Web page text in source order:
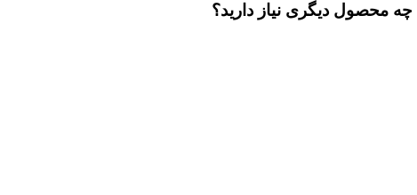
چه محصول دیگری نیاز دارید؟